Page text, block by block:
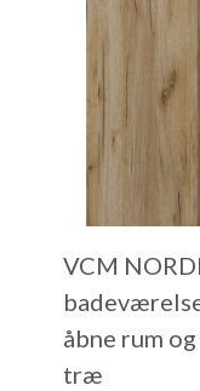
VCM
åbne rum
træ